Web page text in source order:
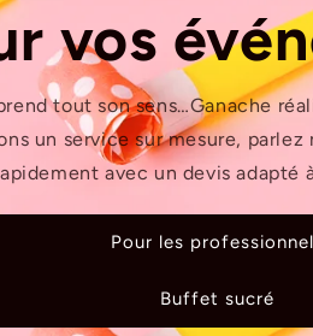
vos
tout son sens…Ganache
un service sur mesure,
avec un devis adapté
Pour les
Buffet sucré